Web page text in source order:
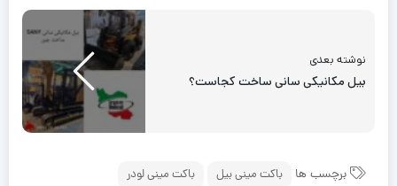
نوشته بعدی
بیل مکانیکی سانی ساخت کجاست؟
برچسب ها باکت مینی بیل
باکت مینی لودر